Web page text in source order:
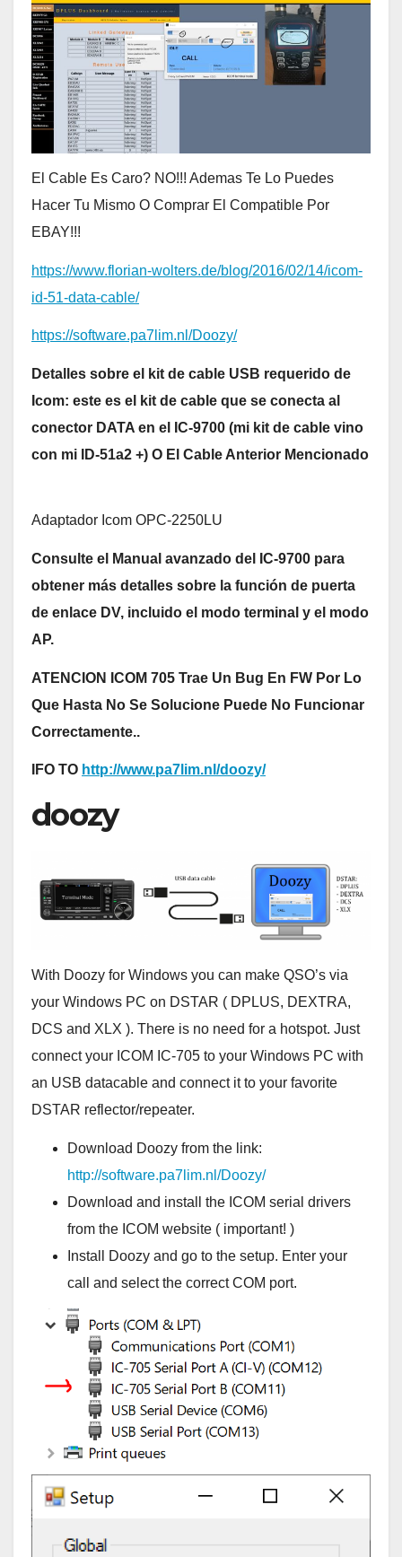
El Cable Es Caro? NO!!! Ademas Te Lo Puedes
Hacer Tu Mismo O Comprar El Compatible Por
EBAY!!!
https://www.florian-wolters.de/blog/2016/02/14/icom-
id-51-data-cable/
https://software.pa7lim.nl/Doozy/
Detalles sobre el kit de cable USB requerido de
Icom: este es el kit de cable que se conecta al
conector DATA en el IC-9700 (mi kit de cable vino
con mi ID-51a2 +) O El Cable Anterior Mencionado
Adaptador Icom OPC-2250LU
Consulte el Manual avanzado del IC-9700 para
obtener más detalles sobre la función de puerta
de enlace DV, incluido el modo terminal y el modo
AP.
ATENCION ICOM 705 Trae Un Bug En FW Por Lo
Que Hasta No Se Solucione Puede No Funcionar
Correctamente..
IFO TO http://www.pa7lim.nl/doozy/
doozy
With Doozy for Windows you can make QSO’s via
your Windows PC on DSTAR ( DPLUS, DEXTRA,
DCS and XLX ). There is no need for a hotspot. Just
connect your ICOM IC-705 to your Windows PC with
an USB datacable and connect it to your favorite
DSTAR reflector/repeater.
Download Doozy from the link:
http://software.pa7lim.nl/Doozy/
Download and install the ICOM serial drivers
from the ICOM website ( important! )
Install Doozy and go to the setup. Enter your
call and select the correct COM port.